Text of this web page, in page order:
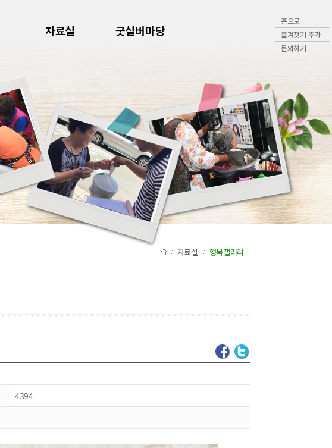
자료실 굿실버마당
홈으로
즐겨찾기 추가
문의하기
자료실 행복갤러리
4394